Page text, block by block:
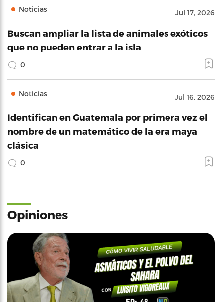
Noticias Jul 17, 2026
Buscan ampliar la lista de animales exóticos
que no pueden entrar a la isla
0
Noticias Jul 16, 2026
Identifican en Guatemala por primera vez el
nombre de un matemático de la era maya
clásica
0
Opiniones